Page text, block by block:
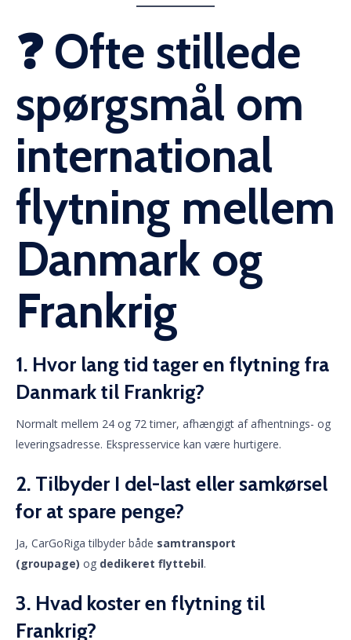
❓ Ofte stillede
spørgsmål om
international
flytning mellem
Danmark og
Frankrig
1. Hvor lang tid tager en flytning fra
Danmark til Frankrig?
Normalt mellem 24 og 72 timer, afhængigt af afhentnings- og
leveringsadresse. Ekspresservice kan være hurtigere.
2. Tilbyder I del-last eller samkørsel
for at spare penge?
Ja, CarGoRiga tilbyder både samtransport
(groupage) og dedikeret flyttebil.
3. Hvad koster en flytning til
Frankrig?